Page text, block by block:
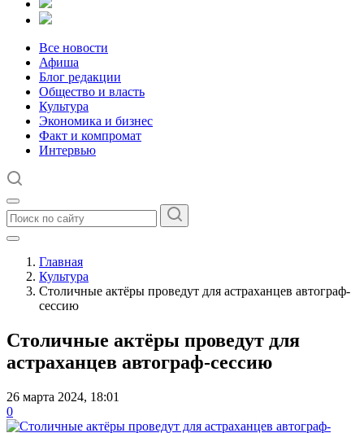
Все новости
Афиша
Блог редакции
Общество и власть
Культура
Экономика и бизнес
Факт и компромат
Интервью
Главная
Культура
Столичные актёры проведут для астраханцев автограф-
сессию
Столичные актёры проведут для
астраханцев автограф-сессию
26 марта 2024, 18:01
0